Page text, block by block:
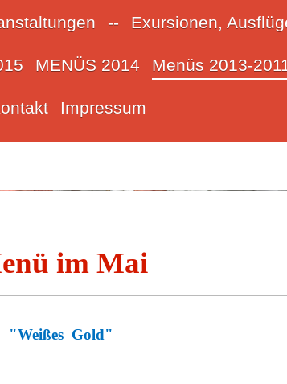
-- Exursionen,
MENÜS 2014 Menüs 2013-
Impressum
im Mai
"Weißes Gold"